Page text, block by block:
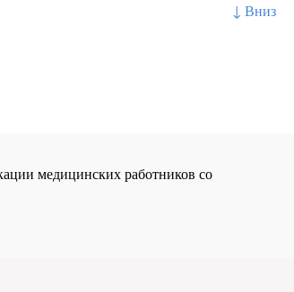
↓ Вниз
медицинских работников со